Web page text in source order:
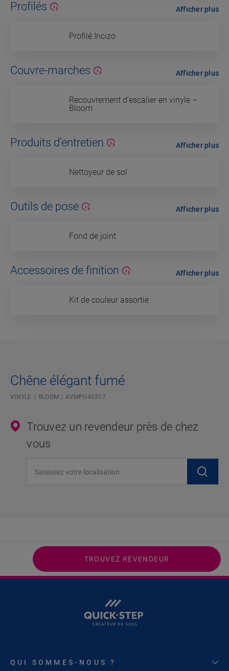
Profilés
Profilé Incizo
Afficher plus
Couvre-marches
Recouvrement d’escalier en vinyle –
Bloom
Afficher plus
Produits d’entretien
Nettoyeur de sol
Afficher plus
Outils de pose
Fond de joint
Afficher plus
Accessoires de finition
Kit de couleur assortie
Afficher plus
Chêne élégant fumé
VINYLE BLOOM AVMPU40317
Trouvez un revendeur près de chez
vous
TROUVEZ REVENDEUR
QUI SOMMES-NOUS ?